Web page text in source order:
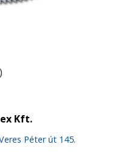
Kft.
Péter út 145.